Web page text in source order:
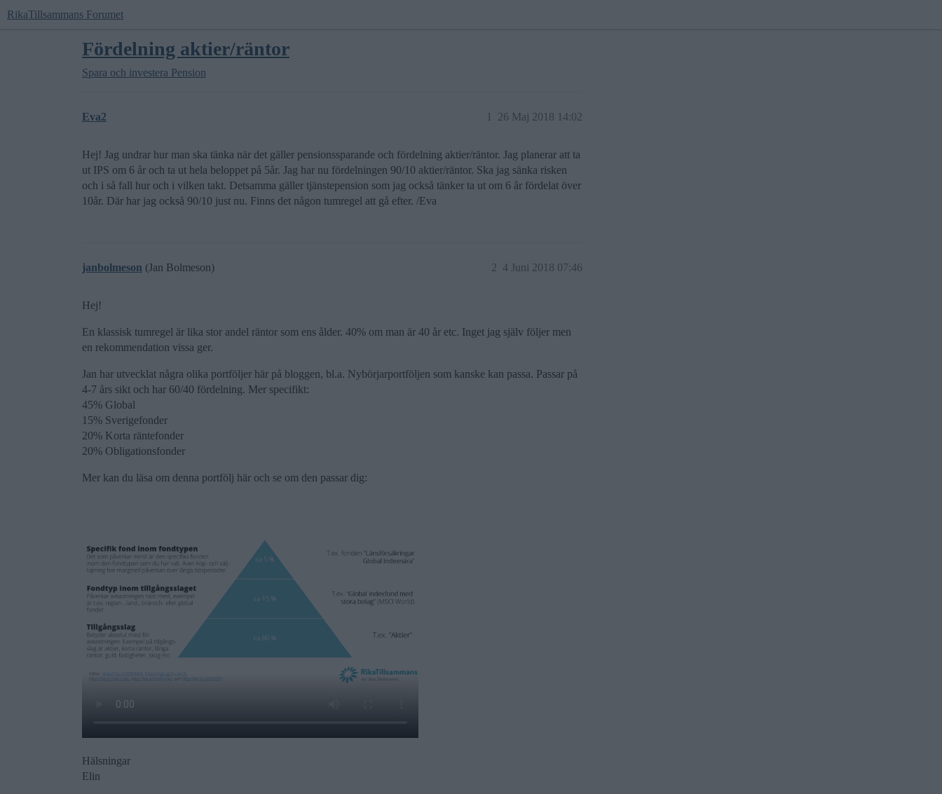
RikaTillsammans Forumet
Fördelning aktier/räntor
Spara och investera Pension
Eva2 26 Maj 2018 14:02
1
Hej! Jag undrar hur man ska tänka när det gäller pensionssparande och fördelning aktier/räntor. Jag planerar att ta
ut IPS om 6 år och ta ut hela beloppet på 5år. Jag har nu fördelningen 90/10 aktier/räntor. Ska jag sänka risken
och i så fall hur och i vilken takt. Detsamma gäller tjänstepension som jag också tänker ta ut om 6 år fördelat över
10år. Där har jag också 90/10 just nu. Finns det någon tumregel att gå efter. /Eva
janbolmeson (Jan Bolmeson) 4 Juni 2018 07:46
2
Hej!
En klassisk tumregel är lika stor andel räntor som ens ålder. 40% om man är 40 år etc. Inget jag själv följer men
en rekommendation vissa ger.
Jan har utvecklat några olika portföljer här på bloggen, bl.a. Nybörjarportföljen som kanske kan passa. Passar på
4-7 års sikt och har 60/40 fördelning. Mer specifikt:
45% Global
15% Sverigefonder
20% Korta räntefonder
20% Obligationsfonder
Mer kan du läsa om denna portfölj här och se om den passar dig:
Hälsningar
Elin